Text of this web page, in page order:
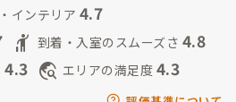
インテリア 4.7
hail 到着・入室のスムーズさ 4.8
4.3 travel_explore エリアの満足度 4.3